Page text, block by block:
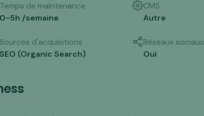
Temps de maintenance
0-5h /semaine
CMS
Autre
Sources d'acquisitions
SEO (Organic Search)
Réseaux sociaux
Oui